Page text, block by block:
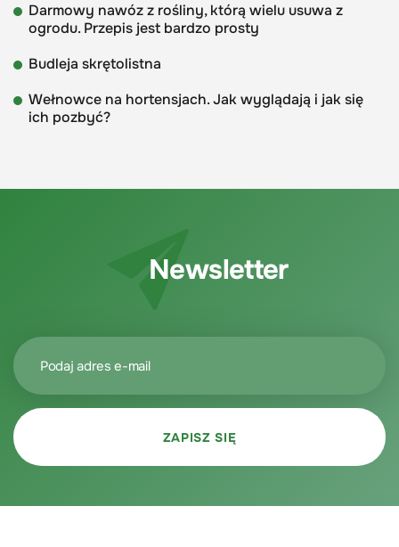
Darmowy nawóz z rośliny, którą wielu usuwa z
ogrodu. Przepis jest bardzo prosty
Budleja skrętolistna
Wełnowce na hortensjach. Jak wyglądają i jak się
ich pozbyć?
Newsletter